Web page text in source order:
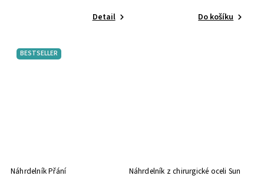
Detail Do košíku
BESTSELLER
Náhrdelník Přání Náhrdelník z chirurgické oceli Sun